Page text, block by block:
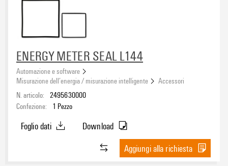
ENERGY METER SEAL L144
Automazione e software
Misurazione dell’energia / misurazione intelligente
Accessori
N. articolo: 2495630000
Confezione:
1 Pezzo
Foglio dati
Download
Aggiungi alla richiesta